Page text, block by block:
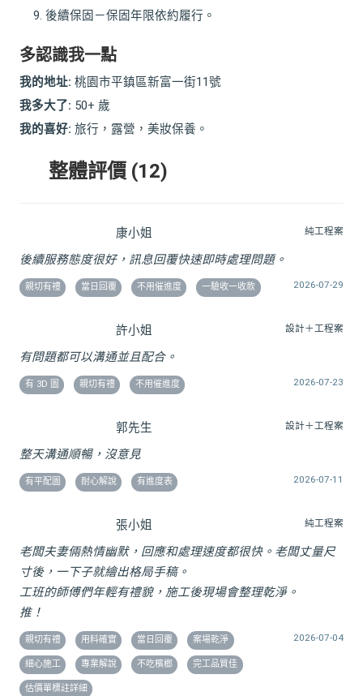
後續保固－保固年限依約履行。
多認識我一點
我的地址: 桃園市平鎮區新富一街11號
我多大了: 50+ 歲
我的喜好: 旅行，露營，美妝保養。
整體評價 (12)
康小姐 純工程案
後續服務態度很好，訊息回覆快速即時處理問題。
親切有禮 當日回覆 不用催進度 一驗收一收款 2026-07-29
許小姐 設計＋工程案
有問題都可以溝通並且配合。
有 3D 圖 親切有禮 不用催進度 2026-07-23
郭先生 設計＋工程案
整天溝通順暢，沒意見
有平配圖 耐心解說 有進度表 2026-07-11
張小姐 純工程案
老闆夫妻倆熱情幽默，回應和處理速度都很快。老闆丈量尺
寸後，一下子就繪出格局手稿。
工班的師傅們年輕有禮貌，施工後現場會整理乾淨。
推！
親切有禮 用料確實 當日回覆 案場乾淨
細心施工 專業解說 不吃檳榔 完工品質佳
估價單標註詳細
2026-07-04